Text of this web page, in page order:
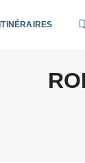
ITINÉRAIRES